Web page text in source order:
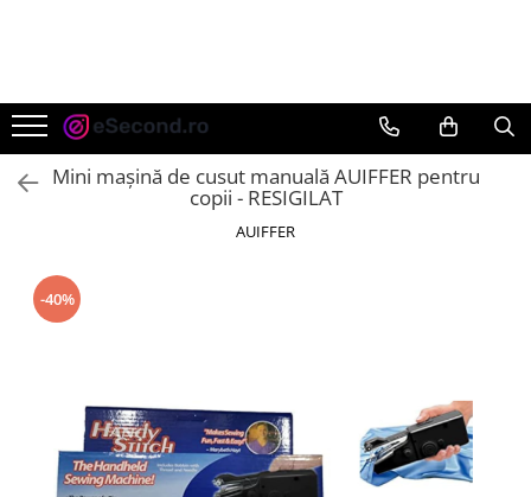
Auto Moto
Accesorii Auto
Anvelope & Jante
Electronice Auto
Intretinere & Cosmetica auto
Trotinete electrice
Casa, Gradina & Bricolaj
Accesorii usi
Mini mașină de cusut manuală AUIFFER pentru
copii - RESIGILAT
AUIFFER
-40%